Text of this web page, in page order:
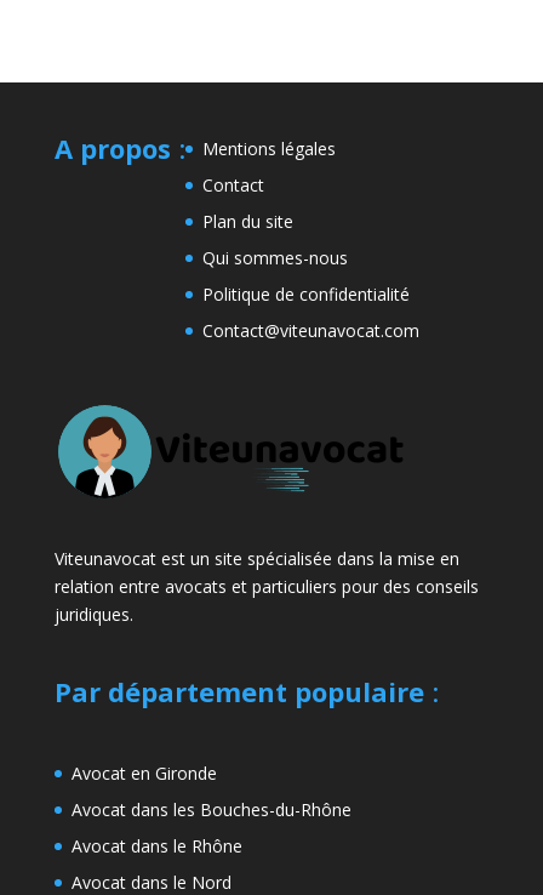
A propos :
Mentions légales
Contact
Plan du site
Qui sommes-nous
Politique de confidentialité
Contact@viteunavocat.com
Viteunavocat est un site spécialisée dans la mise en
relation entre avocats et particuliers pour des conseils
juridiques.
Par département populaire:
Avocat en Gironde
Avocat dans les Bouches-du-Rhône
Avocat dans le Rhône
Avocat dans le Nord